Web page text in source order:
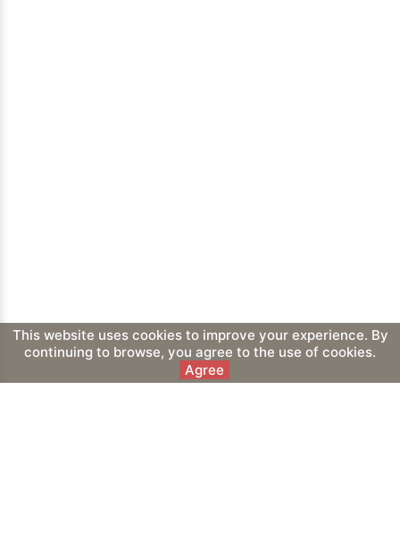
This website uses cookies to improve your experience. By
continuing to browse, you agree to the use of cookies.